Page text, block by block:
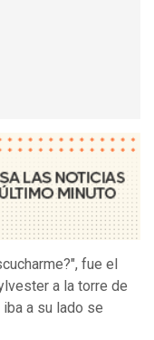
fue el
a la torre de
a su lado se